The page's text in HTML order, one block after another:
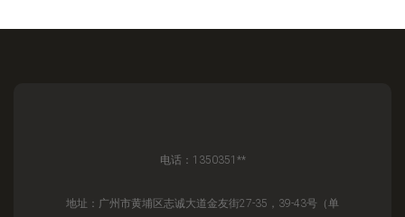
电话：1350351**
地址：广州市黄埔区志诚大道金友街27-35，39-43号（单